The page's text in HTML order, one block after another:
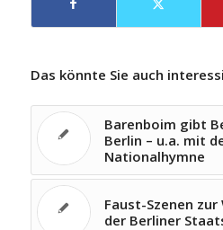
Das könnte Sie auch
Barenboim gibt
Berlin – u.a. mit
Nationalhymne
Faust-Szenen
der Berliner